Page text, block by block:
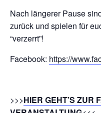
Nach längerer Pause
zurück und spielen für
“verzerrt”!
Facebook: https://
>>>HIER GEHT’S ZUR